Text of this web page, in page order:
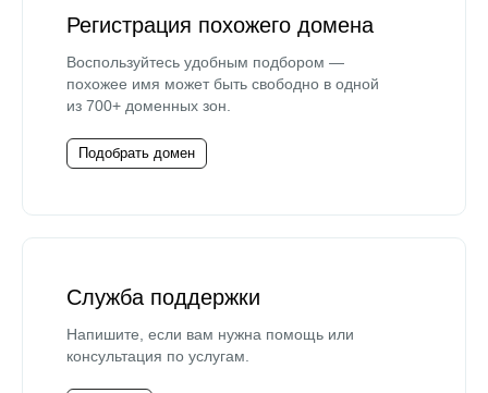
Регистрация похожего домена
Воспользуйтесь удобным подбором —
похожее имя может быть свободно в одной
из 700+ доменных зон.
Подобрать домен
Служба поддержки
Напишите, если вам нужна помощь или
консультация по услугам.